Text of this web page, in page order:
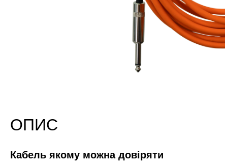
ОПИС
Кабель якому можна довіряти